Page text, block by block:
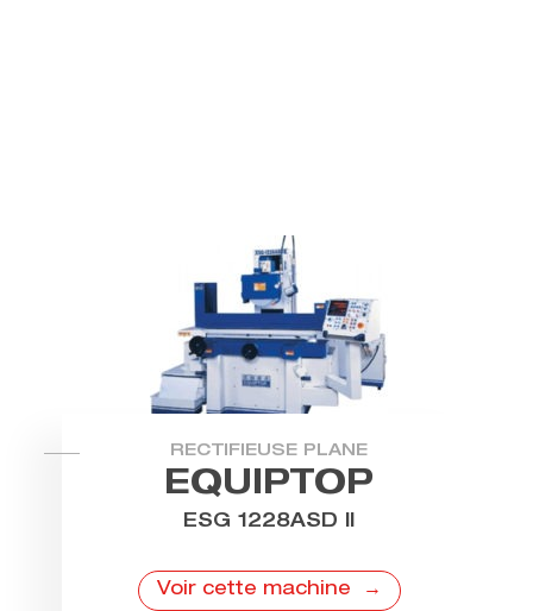
RECTIFIEUSE PLANE
EQUIPTOP
ESG 1228ASD II
Voir cette machine